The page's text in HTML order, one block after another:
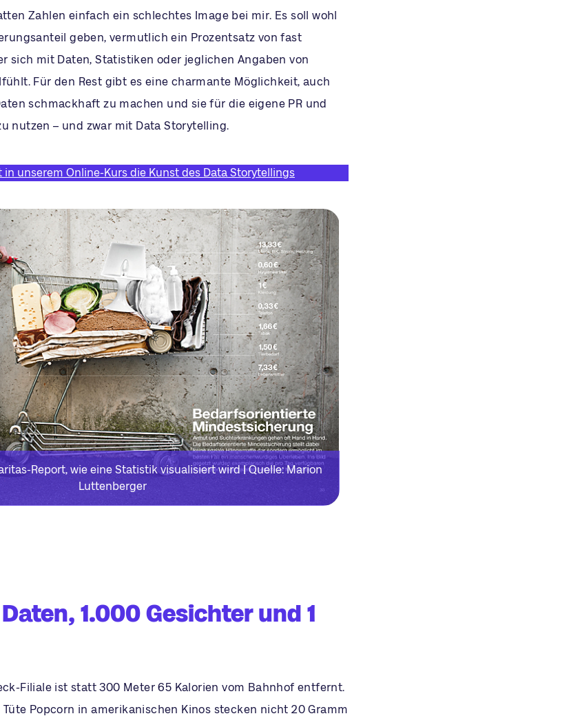
Zahlen einfach ein schlechtes Image bei mir. Es soll wohl
geben, vermutlich ein Prozentsatz von fast
sich mit Daten, Statistiken oder jeglichen Angaben von
Für den Rest gibt es eine charmante Möglichkeit, auch
schmackhaft zu machen und sie für die eigene PR und
nutzen – und zwar mit Data Storytelling.
in unserem Online-Kurs die Kunst des Data Storytellings
Report, wie eine Statistik visualisiert wird | Quelle: Marion
Luttenberger
1.000 Gesichter und 1
Filiale ist statt 300 Meter 65 Kalorien vom Bahnhof entfernt.
Popcorn in amerikanischen Kinos stecken nicht 20 Gramm